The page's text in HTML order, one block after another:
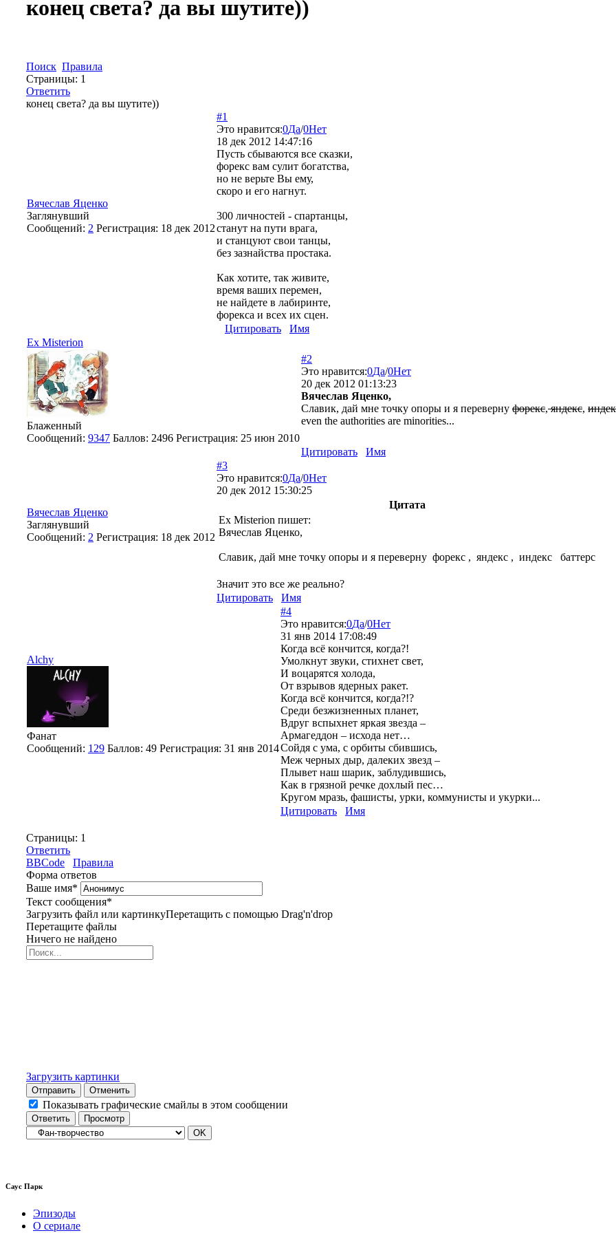
конец света? да вы шутите))
Поиск Правила
Страницы: 1
Ответить
конец света? да вы шутите))
Вячеслав Яценко
Заглянувший
Сообщений: 2 Регистрация: 18 дек 2012
#1
Это нравится:0Да/0Нет
18 дек 2012 14:47:16
Пусть сбываются все сказки,
форекс вам сулит богатства,
но не верьте Вы ему,
скоро и его нагнут.
300 личностей - спартанцы,
станут на пути врага,
и станцуют свои танцы,
без зазнайства простака.
Как хотите, так живите,
время ваших перемен,
не найдете в лабиринте,
форекса и всех их сцен.
Цитировать
Имя
Ex Misterion
Блаженный
Сообщений: 9347 Баллов: 2496 Регистрация: 25 июн 2010
#2
Это нравится:0Да/0Нет
20 дек 2012 01:13:23
Вячеслав Яценко,
Славик, дай мне точку опоры и я переверну форекс,яндекс,
even the authorities are minorities...
Цитировать Имя
Вячеслав Яценко
Заглянувший
Сообщений: 2 Регистрация: 18 дек 2012
#3
Это нравится:0Да/0Нет
20 дек 2012 15:30:25
Цитата
Ex Misterion пишет:
Вячеслав Яценко,
Славик, дай мне точку опоры и я переверну форекс , яндекс , индекс баттерс
Значит это все же реально?
Цитировать
Имя
Alchy
Фанат
Сообщений: 129 Баллов: 49 Регистрация: 31 янв 2014
#4
Это нравится:0Да/0Нет
31 янв 2014 17:08:49
Когда всё кончится, когда?!
Умолкнут звуки, стихнет свет,
И воцарятся холода,
От взрывов ядерных ракет.
Когда всё кончится, когда?!?
Среди безжизненных планет,
Вдруг вспыхнет яркая звезда –
Армагеддон – исхода нет…
Сойдя с ума, с орбиты сбившись,
Меж черных дыр, далеких звезд –
Плывет наш шарик, заблудившись,
Как в грязной речке дохлый пес…
Кругом мразь, фашисты, урки, коммунисты и укурки...
Цитировать
Имя
Страницы: 1
Ответить
BBCode
Правила
Форма ответов
Ваше имя*
Текст сообщения*
Загрузить файл или картинкуПеретащить с помощью Drag'n'drop
Перетащите файлы
Ничего не найдено
Загрузить картинки
Отправить Отменить
Показывать графические смайлы в этом сообщении
Саус Парк
Эпизоды
О сериале